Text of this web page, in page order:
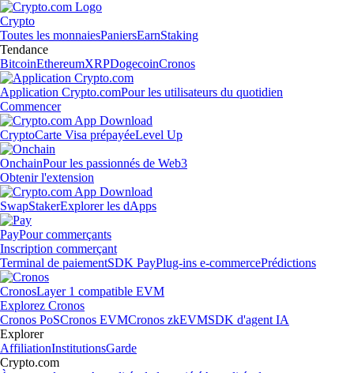
Crypto
Toutes les monnaiesPaniersEarnStaking
Tendance
BitcoinEthereumXRPDogecoinCronos
Application Crypto.comPour les utilisateurs du quotidien
Commencer
CryptoCarte Visa prépayéeLevel Up
OnchainPour les passionnés de Web3
Obtenir l'extension
SwapStakerExplorer les dApps
PayPour commerçants
Inscription commerçant
Terminal de paiementSDK PayPlug-ins e-commercePrédictions
CronosLayer 1 compatible EVM
Explorez Cronos
Cronos PoSCronos EVMCronos zkEVMSDK d'agent IA
Explorer
AffiliationInstitutionsGarde
Crypto.com